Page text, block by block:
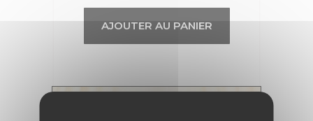
AJOUTER AU PANIER